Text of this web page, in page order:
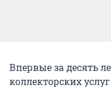
Впервые за десять
коллекторских